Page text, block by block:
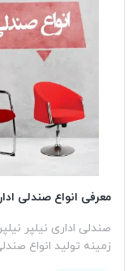
معرفی انواع صندلی
صندلی اداری نیلپر
زمینه تولید انواع